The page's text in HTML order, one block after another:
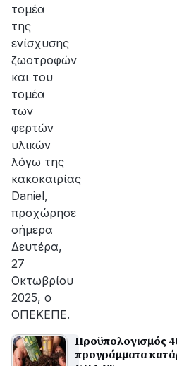
τομέα
της
ενίσχυσης
ζωοτροφών
και του
τομέα
των
φερτών
υλικών
λόγω της
κακοκαιρίας
Daniel,
προχώρησε
σήμερα
Δευτέρα,
27
Οκτωβρίου
2025, ο
ΟΠΕΚΕΠΕ.
Προϋπολογισμός
προγράμματα